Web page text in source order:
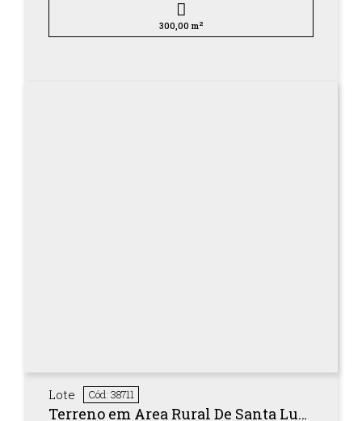
300,00 m 2
Lote Cód: 38711
Terreno em Area Rural De Santa Luzia